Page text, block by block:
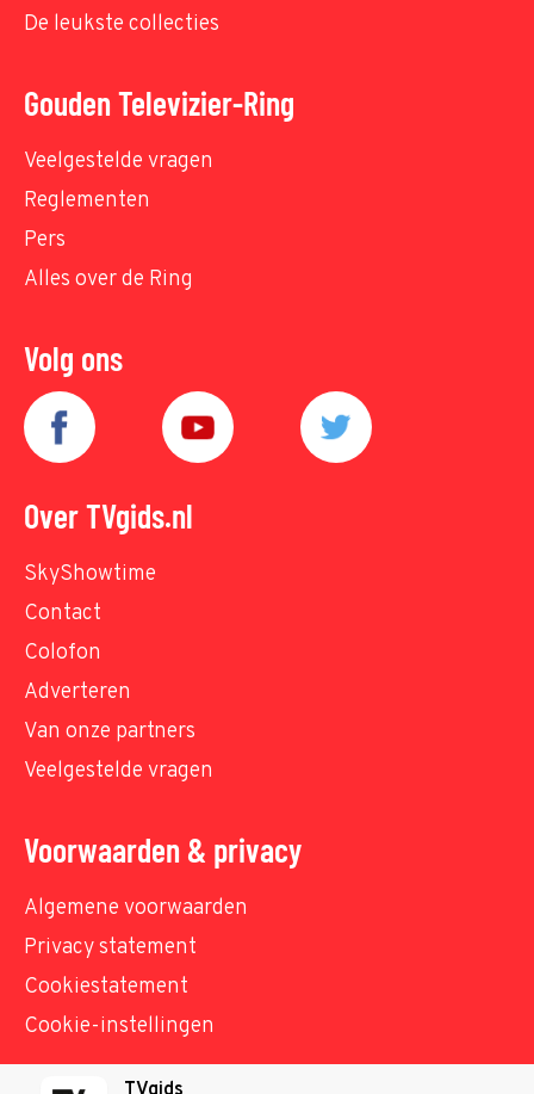
De leukste collecties
Gouden Televizier-Ring
Veelgestelde vragen
Reglementen
Pers
Alles over de Ring
Volg ons
Over TVgids.nl
SkyShowtime
Contact
Colofon
Adverteren
Van onze partners
Veelgestelde vragen
Voorwaarden & privacy
Algemene voorwaarden
Privacy statement
Cookiestatement
Cookie-instellingen